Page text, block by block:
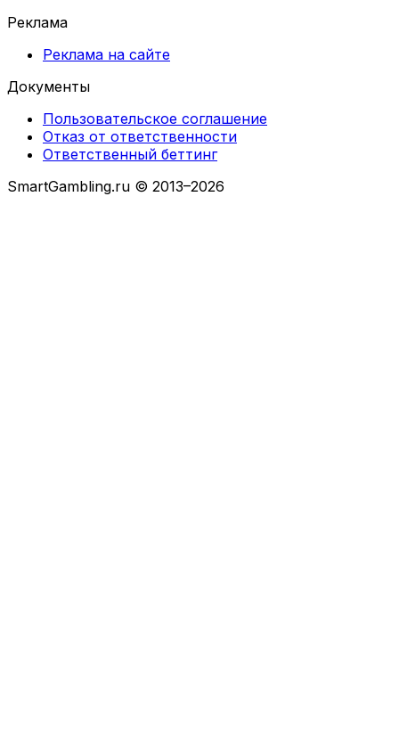
Реклама
Реклама на сайте
Документы
Пользовательское соглашение
Отказ от ответственности
Ответственный беттинг
SmartGambling.ru © 2013–2026